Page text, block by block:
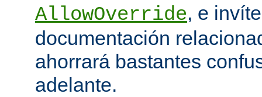
AllowOverride, e
documentación
ahorrará bastantes
adelante.